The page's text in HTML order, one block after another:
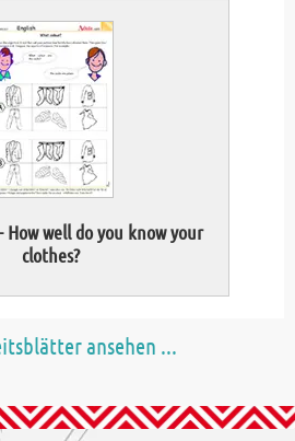
How well do you know your
clothes?
ansehen ...